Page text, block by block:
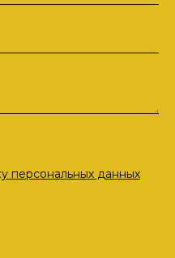
персональных данных